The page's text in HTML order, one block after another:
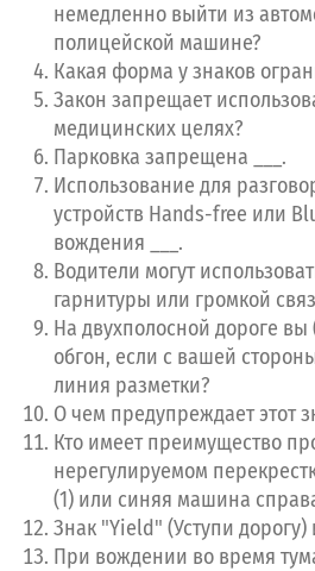
Начать
Номер вопроса
Сдайте тест DMV с
Пройдите бесплатный
ОткройтеPremiumдоступ
Изучите справочники
Перейти на
немедленно выйти из
полицейской машине?
Какая форма у знаков
Закон запрещает
медицинских целях?
Парковка запрещена ___.
Использование для
устройств Hands-free или
вождения ___.
Водители могут
гарнитуры или громкой
На двухполосной дороге
обгон, если с вашей
линия разметки?
О чем предупреждает этот
Кто имеет преимущество
нерегулируемом
(1) или синяя машина
Знак "Yield" (Уступи дорогу)
При вождении во время